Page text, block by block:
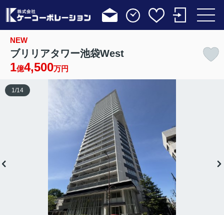
NEW
ブリリアタワー池袋West
1億4,500万円
1 /14